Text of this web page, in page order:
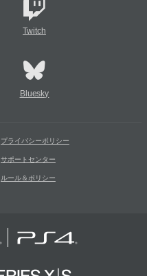
Twitch
Bluesky
プライバシーポリシー
サポートセンター
ルール＆ポリシー